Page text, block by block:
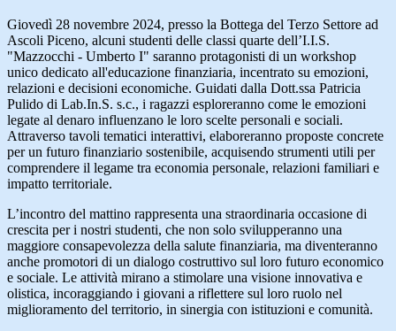
Giovedì 28 novembre 2024, presso la Bottega del Terzo Settore ad
Ascoli Piceno, alcuni studenti delle classi quarte dell’I.I.S.
"Mazzocchi - Umberto I" saranno protagonisti di un workshop
unico dedicato all'educazione finanziaria, incentrato su emozioni,
relazioni e decisioni economiche. Guidati dalla Dott.ssa Patricia
Pulido di Lab.In.S. s.c., i ragazzi esploreranno come le emozioni
legate al denaro influenzano le loro scelte personali e sociali.
Attraverso tavoli tematici interattivi, elaboreranno proposte concrete
per un futuro finanziario sostenibile, acquisendo strumenti utili per
comprendere il legame tra economia personale, relazioni familiari e
impatto territoriale.
L’incontro del mattino rappresenta una straordinaria occasione di
crescita per i nostri studenti, che non solo svilupperanno una
maggiore consapevolezza della salute finanziaria, ma diventeranno
anche promotori di un dialogo costruttivo sul loro futuro economico
e sociale. Le attività mirano a stimolare una visione innovativa e
olistica, incoraggiando i giovani a riflettere sul loro ruolo nel
miglioramento del territorio, in sinergia con istituzioni e comunità.